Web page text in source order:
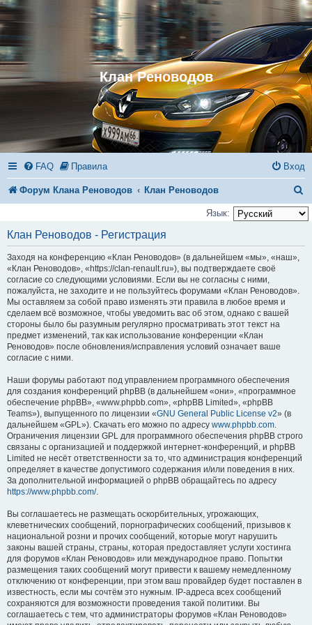
Клан Реноводов
FAQ Правила Вход
Форум Клана Реноводов Клан Реноводов
о
с
Язык:
Клан Реноводов - Регистрация
Заходя на конференцию «Клан Реноводов» (в дальнейшем «мы», «наш»,
«Клан Реноводов», «https://clan-renault.ru»), вы подтверждаете своё
согласие со следующими условиями. Если вы не согласны с ними,
пожалуйста, не заходите и не пользуйтесь форумами «Клан Реноводов».
Мы оставляем за собой право изменять эти правила в любое время и
сделаем всё возможное, чтобы уведомить вас об этом, однако с вашей
стороны было бы разумным регулярно просматривать этот текст на
предмет изменений, так как использование конференции «Клан
Реноводов» после обновления/исправления условий означает ваше
согласие с ними.
Наши форумы работают под управлением программного обеспечения
для создания конференций phpBB (в дальнейшем «они», «программное
обеспечение phpBB», «www.phpbb.com», «phpBB Limited», «phpBB
Teams»), выпущенного по лицензии «GNU General Public License v2» (в
дальнейшем «GPL»). Скачать его можно по адресу www.phpbb.com.
Ограничения лицензии GPL для программного обеспечения phpBB строго
связаны с организацией и поддержкой интернет-конференций, и phpBB
Limited не несёт ответственности за то, что администрация конференций
определяет в качестве допустимого содержания и/или поведения в них.
За дополнительной информацией о phpBB обращайтесь по адресу
https://www.phpbb.com/.
Вы соглашаетесь не размещать оскорбительных, угрожающих,
клеветнических сообщений, порнографических сообщений, призывов к
национальной розни и прочих сообщений, которые могут нарушить
законы вашей страны, страны, которая предоставляет услуги хостинга
для форумов «Клан Реноводов» или международное право. Попытки
размещения таких сообщений могут привести к вашему немедленному
отключению от конференции, при этом ваш провайдер будет поставлен в
известность, если мы сочтём это нужным. IP-адреса всех сообщений
сохраняются для возможности проведения такой политики. Вы
соглашаетесь с тем, что администраторы форумов «Клан Реноводов»